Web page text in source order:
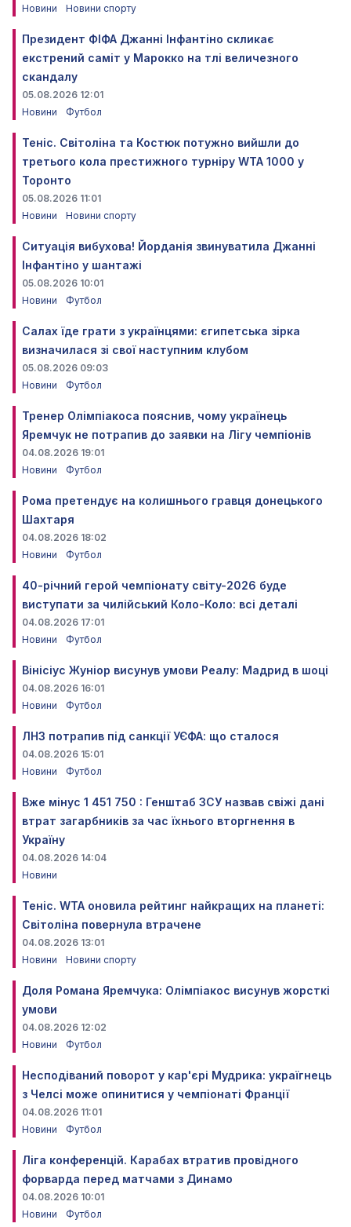
Новини Новини спорту
Президент ФІФА Джанні Інфантіно скликає
екстрений саміт у Марокко на тлі величезного
скандалу
05.08.2026 12:01
Новини
Футбол
Теніс. Світоліна та Костюк потужно вийшли до
третього кола престижного турніру WTA 1000 у
Торонто
05.08.2026 11:01
Новини
Новини спорту
Ситуація вибухова! Йорданія звинуватила Джанні
Інфантіно у шантажі
05.08.2026 10:01
Новини
Футбол
Салах їде грати з українцями: єгипетська зірка
визначилася зі свої наступним клубом
05.08.2026 09:03
Новини
Футбол
Тренер Олімпіакоса пояснив, чому українець
Яремчук не потрапив до заявки на Лігу чемпіонів
04.08.2026 19:01
Новини
Футбол
Рома претендує на колишнього гравця донецького
Шахтаря
04.08.2026 18:02
Новини
Футбол
40-річний герой чемпіонату світу-2026 буде
виступати за чилійський Коло-Коло: всі деталі
04.08.2026 17:01
Новини
Футбол
Вінісіус Жуніор висунув умови Реалу: Мадрид в шоці
04.08.2026 16:01
Новини
Футбол
ЛНЗ потрапив під санкції УЄФА: що сталося
04.08.2026 15:01
Новини
Футбол
Вже мінус 1 451 750 : Генштаб ЗСУ назвав свіжі дані
втрат загарбників за час їхнього вторгнення в
Україну
04.08.2026 14:04
Новини
Теніс. WTA оновила рейтинг найкращих на планеті:
Світоліна повернула втрачене
04.08.2026 13:01
Новини
Новини спорту
Доля Романа Яремчука: Олімпіакос висунув жорсткі
умови
04.08.2026 12:02
Новини
Футбол
Несподіваний поворот у кар'єрі Мудрика: україгнець
з Челсі може опинитися у чемпіонаті Франції
04.08.2026 11:01
Новини
Футбол
Ліга конференцій. Карабах втратив провідного
форварда перед матчами з Динамо
04.08.2026 10:01
Новини
Футбол